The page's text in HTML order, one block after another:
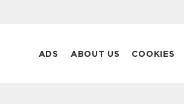
ADS ABOUT US COOKIES